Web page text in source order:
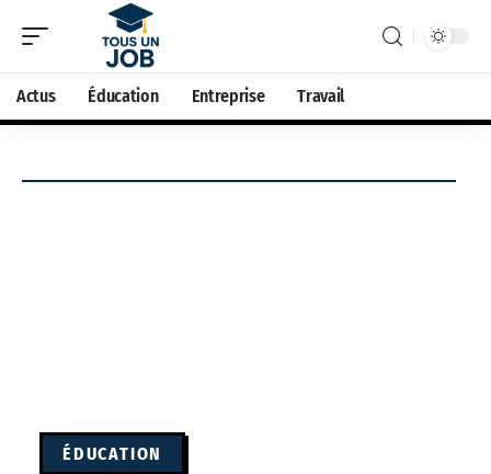
Actus Éducation Entreprise Travail
ÉDUCATION